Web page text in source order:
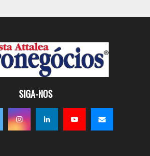
SIGA-NOS